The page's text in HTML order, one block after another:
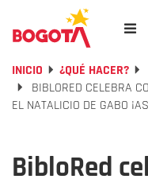
INICIO ¿QUÉ HACER?
BIBLORED CELEBRA
EL NATALICIO DE GABO
BibloRed